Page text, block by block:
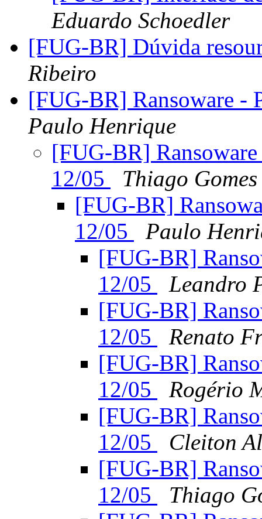
Eduardo Schoedler
[FUG-BR] Dúvida
Ribeiro
[FUG-BR] Ransoware
Paulo Henrique
[FUG-BR]
12/05
Thiago Gomes
[FUG-BR]
12/05
Paulo
[FUG-BR]
12/05
Leandro
[FUG-BR]
12/05
Renato
[FUG-BR]
12/05
Rogério
[FUG-BR]
12/05
Cleiton
[FUG-BR]
12/05
Thiago